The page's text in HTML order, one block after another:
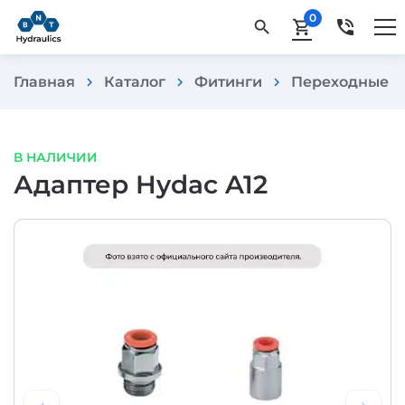
search shopping_cart0 phone_in_talk
Главная chevron_right Каталог chevron_right Фитинги chevron_right Переходные
В НАЛИЧИИ
Адаптер Hydac A12